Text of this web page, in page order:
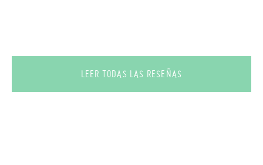
LEER TODAS LAS RESEÑAS